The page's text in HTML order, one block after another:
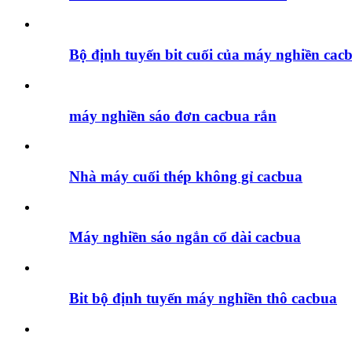
Bộ định tuyến bit cuối của máy nghiền
máy nghiền sáo đơn cacbua rắn
Nhà máy cuối thép không gỉ cacbua
Máy nghiền sáo ngắn cổ dài cacbua
Bit bộ định tuyến máy nghiền thô cacbua